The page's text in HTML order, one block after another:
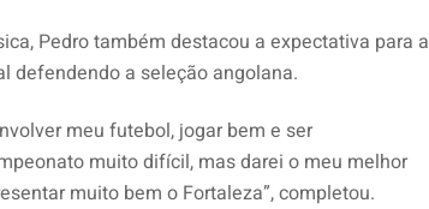
Pedro também destacou a expectativa para a
defendendo a seleção angolana.
meu futebol, jogar bem e ser
muito difícil, mas darei o meu melhor
muito bem o Fortaleza”, completou.